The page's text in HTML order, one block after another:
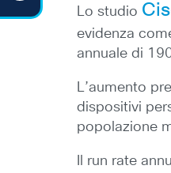
Lo studio
evidenza
annuale di
L’aumento
dispositivi
popolazione
Il run rate